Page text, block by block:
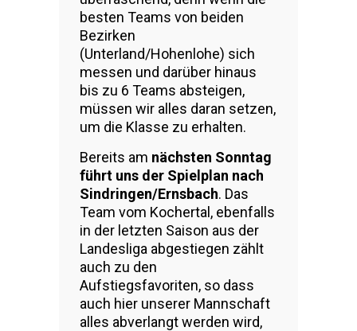
besten Teams von beiden
Bezirken
(Unterland/Hohenlohe) sich
messen und darüber hinaus
bis zu 6 Teams absteigen,
müssen wir alles daran setzen,
um die Klasse zu erhalten.
Bereits am nächsten Sonntag
führt uns der Spielplan nach
Sindringen/Ernsbach. Das
Team vom Kochertal, ebenfalls
in der letzten Saison aus der
Landesliga abgestiegen zählt
auch zu den
Aufstiegsfavoriten, so dass
auch hier unserer Mannschaft
alles abverlangt werden wird,